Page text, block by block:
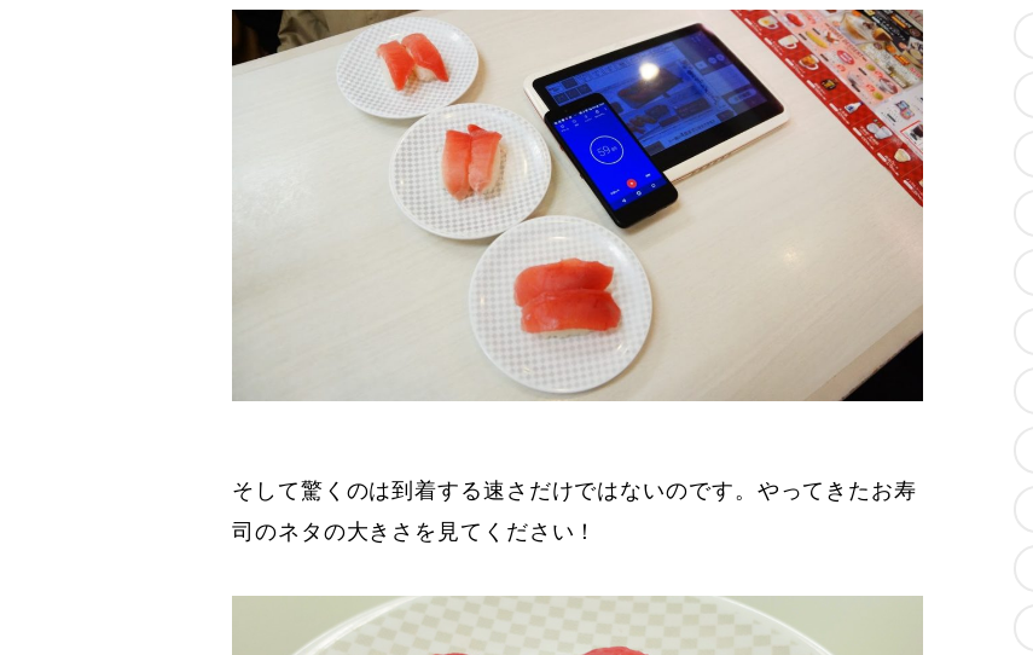
そして驚くのは到着する速さだけではないのです。やってきたお寿
司のネタの大きさを見てください！